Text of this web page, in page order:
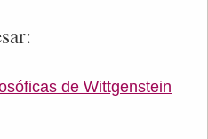
de Wittgenstein